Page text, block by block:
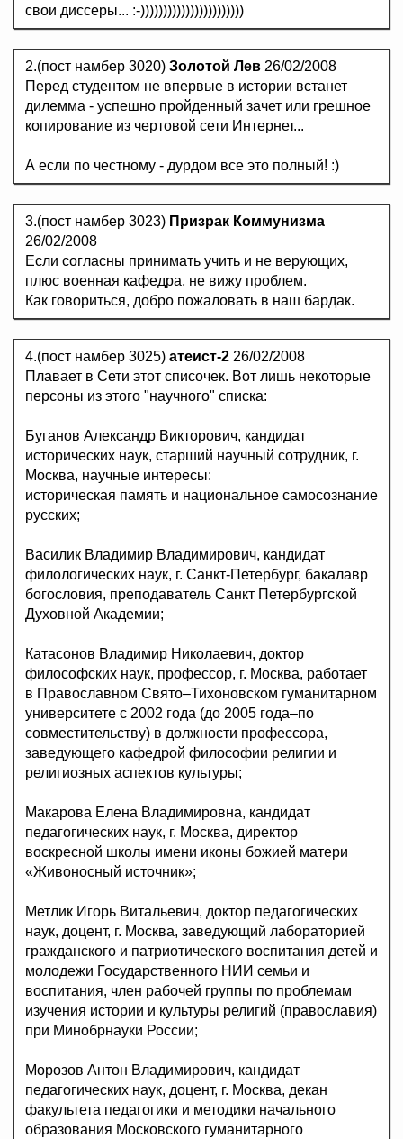
свои диссеры... :-)))))))))))))))))))))))
2.(пост намбер 3020) Золотой Лев 26/02/2008
Перед студентом не впервые в истории встанет
дилемма - успешно пройденный зачет или грешное
копирование из чертовой сети Интернет...
А если по честному - дурдом все это полный! :)
3.(пост намбер 3023) Призрак Коммунизма
26/02/2008
Если согласны принимать учить и не верующих,
плюс военная кафедра, не вижу проблем.
Как говориться, добро пожаловать в наш бардак.
4.(пост намбер 3025) атеист-2 26/02/2008
Плавает в Сети этот списочек. Вот лишь некоторые
персоны из этого "научного" списка:
Буганов Александр Викторович, кандидат
исторических наук, старший научный сотрудник, г.
Москва, научные интересы:
историческая память и национальное самосознание
русских;
Василик Владимир Владимирович, кандидат
филологических наук, г. Санкт-Петербург, бакалавр
богословия, преподаватель Санкт Петербургской
Духовной Академии;
Катасонов Владимир Николаевич, доктор
философских наук, профессор, г. Москва, работает
в Православном Cвято–Тихоновском гуманитарном
университете с 2002 года (до 2005 года–по
совместительству) в должности профессора,
заведующего кафедрой философии религии и
религиозных аспектов культуры;
Макарова Елена Владимировна, кандидат
педагогических наук, г. Москва, директор
воскресной школы имени иконы божией матери
«Живоносный источник»;
Метлик Игорь Витальевич, доктор педагогических
наук, доцент, г. Москва, заведующий лабораторией
гражданского и патриотического воспитания детей и
молодежи Государственного НИИ семьи и
воспитания, член рабочей группы по проблемам
изучения истории и культуры религий (православия)
при Минобрнауки России;
Морозов Антон Владимирович, кандидат
педагогических наук, доцент, г. Москва, декан
факультета педагогики и методики начального
образования Московского гуманитарного